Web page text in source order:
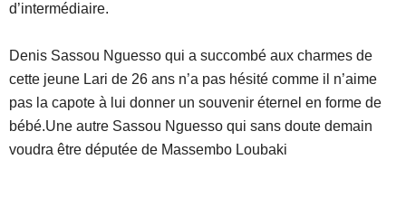
d’intermédiaire.
Denis Sassou Nguesso qui a succombé aux charmes de
cette jeune Lari de 26 ans n’a pas hésité comme il n’aime
pas la capote à lui donner un souvenir éternel en forme de
bébé.Une autre Sassou Nguesso qui sans doute demain
voudra être députée de Massembo Loubaki